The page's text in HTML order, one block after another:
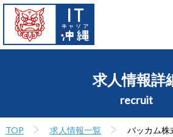
求人情報詳
recruit
TOP 求人情報一覧 バッカム株